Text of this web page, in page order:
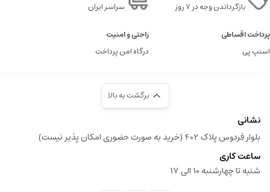
بازگرداندن وجه در ۷ روز
سراسر ایران
پرداخت اقساطی
اسنپ پی
راحتی و امنیت
درگاه امن پرداخت
برگشت به بالا
نشانی
بلوار فردوس پلاک 402 (خرید به صورت حضوری امکان پذیر نیست)
ساعت کاری
شنبه تا چهارشنبه 10 الی 17